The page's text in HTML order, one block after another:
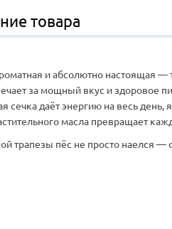
товара
и абсолютно настоящая —
за мощный вкус и здоровое
сечка даёт энергию на весь день,
масла превращает
трапезы пёс не просто наелся —